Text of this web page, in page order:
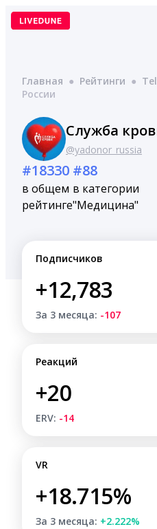
Перейти
Главная ● Рейтинги ●
России
Служба
@yadonor_russia
#18330
в общем
рейтинге
#88
в категории
"Медицина"
Подписчиков
+12,783
За 3 месяца: -107
Реакций
+20
ERV: -14
VR
+18.715%
За 3 месяца: +2.222%